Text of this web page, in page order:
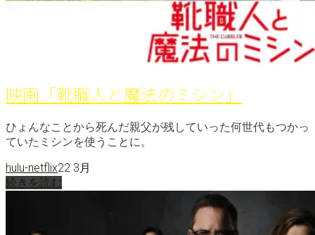
映画「靴職人と魔法のミシン」
ひょんなことから死んだ親父が残していった何世代もつかっ
ていたミシンを使うことに。
hulu-netflix22 3月
続きを読む